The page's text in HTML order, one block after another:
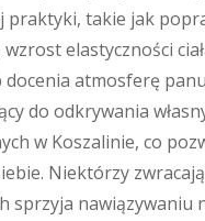
takie jak
elastyczności
atmosferę
do odkrywania
w Koszalinie, co
Niektórzy
sprzyja